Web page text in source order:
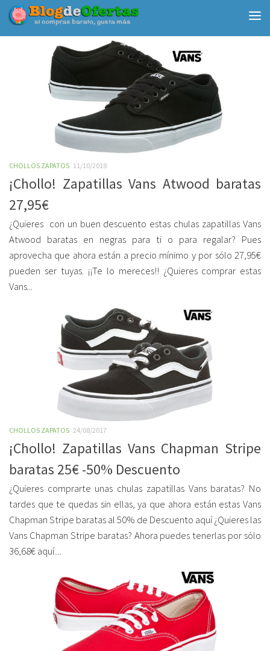
Debajo del contenido
CHOLLOS ZAPATOS 11/10/2018
¡Chollo! Zapatillas Vans Atwood baratas
27,95€
¿Quieres con un buen descuento estas chulas zapatillas Vans
Atwood baratas en negras para ti o para regalar? Pues
aprovecha que ahora están a precio mínimo y por sólo 27,95€
pueden ser tuyas. ¡¡Te lo mereces!! ¿Quieres comprar estas
Vans...
CHOLLOS ZAPATOS 24/08/2017
¡Chollo! Zapatillas Vans Chapman Stripe
baratas 25€ -50% Descuento
¿Quieres comprarte unas chulas zapatillas Vans baratas? No
tardes que te quedas sin ellas, ya que ahora están estas Vans
Chapman Stripe baratas al 50% de Descuento aquí ¿Quieres las
Vans Chapman Stripe baratas? Ahora puedes tenerlas por sólo
36,68€ aquí....